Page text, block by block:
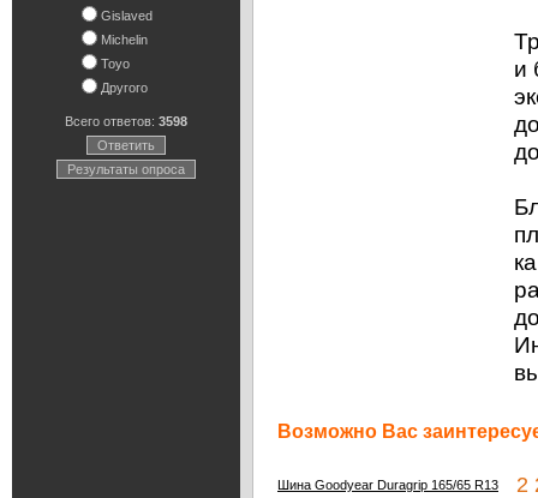
Gislaved
Michelin
Toyo
Другого
Всего ответов: 3598
Ответить
Результаты опроса
и
Возможно Вас
Шина Goodyear Duragrip 165/65 R13 2